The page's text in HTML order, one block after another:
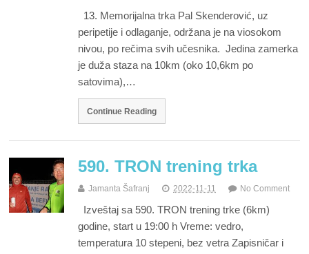
13. Memorijalna trka Pal Skenderović, uz
peripetije i odlaganje, održana je na viosokom
nivou, po rečima svih učesnika. Jedina zamerka
je duža staza na 10km (oko 10,6km po
satovima),…
Continue Reading
590. TRON trening trka
Jamanta Šafranj 2022-11-11 No Comment
Izveštaj sa 590. TRON trening trke (6km)
godine, start u 19:00 h Vreme: vedro,
temperatura 10 stepeni, bez vetra Zapisničar i